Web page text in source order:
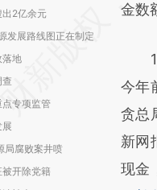
2亿余元
发展路线图正在制定
落地
专项监管
局腐败案井喷
开除党籍
成，
对
金数
10
今年
贪总
新网
现金